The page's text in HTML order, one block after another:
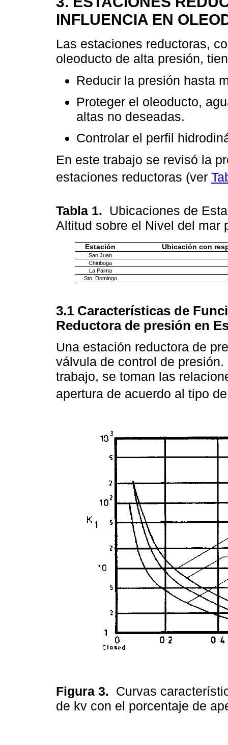
INFLUENCIA EN
Las estaciones reductoras,
oleoducto de alta presión,
Reducir la presión hasta
Proteger el oleoducto,
altas no deseadas.
Controlar el perfil
En este trabajo se revisó la
estaciones reductoras (ver
Tabla 1. Ubicaciones de
Altitud sobre el Nivel del mar
Estación Ubicación con
San Juan
Chiriboga
La Palma
Sto. Domingo
3.1 Características de
Reductora de presión en
Una estación reductora de
válvula de control de
trabajo, se toman las
apertura de acuerdo al tipo
Figura 3. Curvas
de kv con el porcentaje de